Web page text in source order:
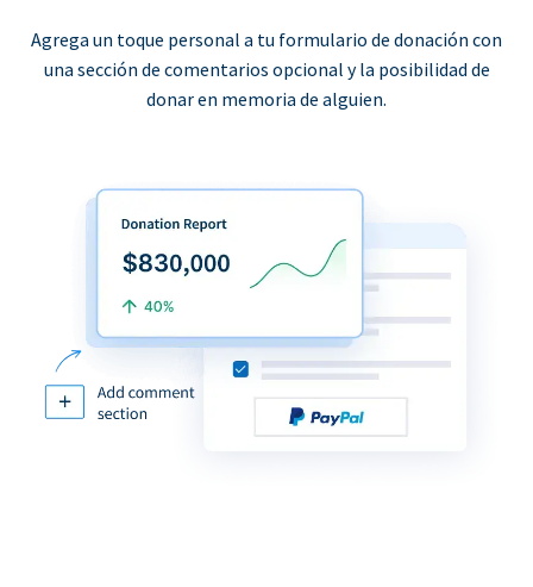
Agrega un toque personal a tu formulario de donación con
una sección de comentarios opcional y la posibilidad de
donar en memoria de alguien.